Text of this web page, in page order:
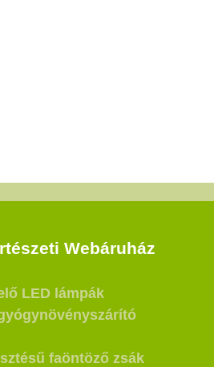
Webáruház
LED lámpák
faöntöző zsák